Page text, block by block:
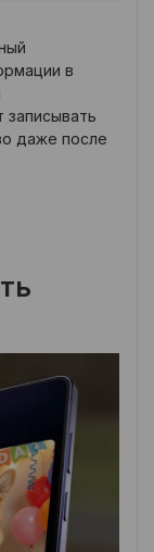
в
записывать
даже после